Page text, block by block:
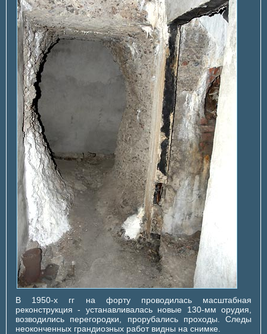
В 1950-х гг на форту проводилась масштабная
реконструкция - устанавливалась новые 130-мм орудия,
возводились перегородки, прорубались проходы. Следы
неоконченных грандиозных работ видны на снимке.